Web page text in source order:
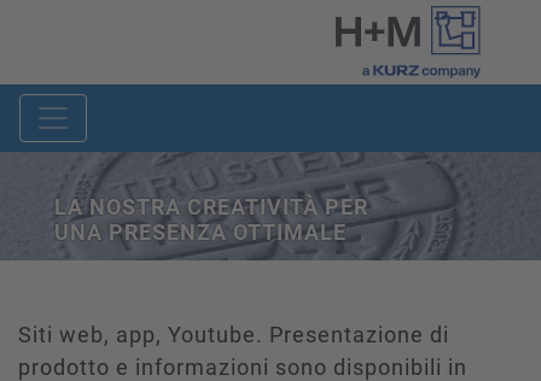
LA NOSTRA CREATIVITÀ PER
UNA PRESENZA OTTIMALE
Siti web, app, Youtube. Presentazione di
prodotto e informazioni sono disponibili in